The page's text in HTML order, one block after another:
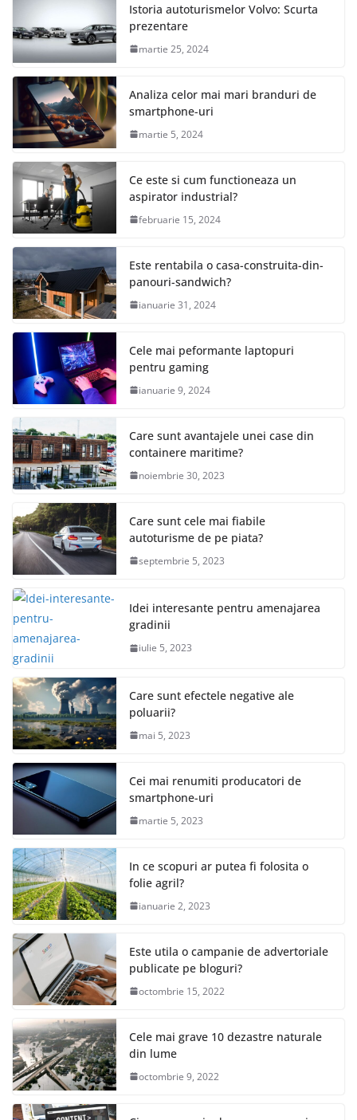
Istoria autoturismelor Volvo: Scurta
prezentare
martie 25, 2024
Analiza celor mai mari branduri de
smartphone-uri
martie 5, 2024
Ce este si cum functioneaza un
aspirator industrial?
februarie 15, 2024
Este rentabila o casa-construita-din-
panouri-sandwich?
ianuarie 31, 2024
Cele mai peformante laptopuri
pentru gaming
ianuarie 9, 2024
Care sunt avantajele unei case din
containere maritime?
noiembrie 30, 2023
Care sunt cele mai fiabile
autoturisme de pe piata?
septembrie 5, 2023
Idei interesante pentru amenajarea
gradinii
iulie 5, 2023
Care sunt efectele negative ale
poluarii?
mai 5, 2023
Cei mai renumiti producatori de
smartphone-uri
martie 5, 2023
In ce scopuri ar putea fi folosita o
folie agril?
ianuarie 2, 2023
Este utila o campanie de advertoriale
publicate pe bloguri?
octombrie 15, 2022
Cele mai grave 10 dezastre naturale
din lume
octombrie 9, 2022